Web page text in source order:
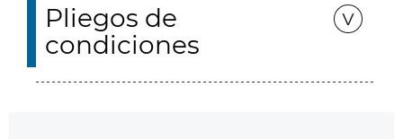
Pliegos de
condiciones